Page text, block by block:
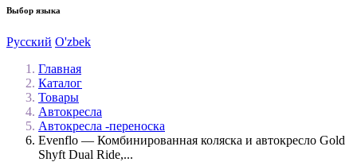
Выбор языка
Русский O'zbek
Главная
Каталог
Товары
Автокресла
Автокресла -переноска
Evenflo — Комбинированная коляска и автокресло Gold
Shyft Dual Ride,...